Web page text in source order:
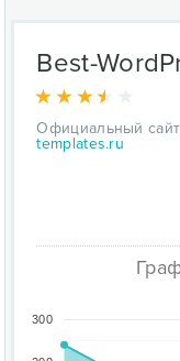
Best-
Официальный
templates.ru
300